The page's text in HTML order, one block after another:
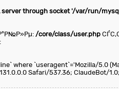
server through socket '/var/run/
/core/class/user.php
where `useragent`='Mozilla/5.0
Safari/537.36; ClaudeBot/